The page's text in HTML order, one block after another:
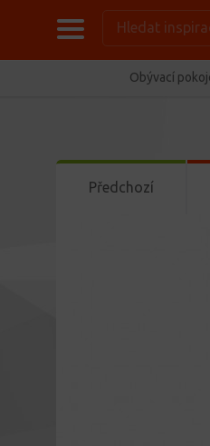
Obývací
Předchozí